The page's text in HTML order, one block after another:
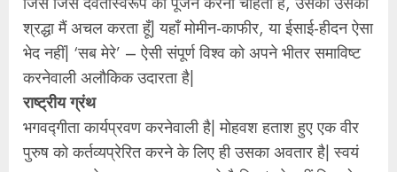
श्रद्धा मैं अचल करता हूँ| यहॉं मोमीन-काफीर, या ईसाई-हीदन ऐसा
भेद नहीं| ‘सब मेरे’ – ऐसी संपूर्ण विश्‍व को अपने भीतर समाविष्ट
करनेवाली अलौकिक उदारता है|
राष्ट्रीय ग्रंथ
भगवद्गीता कार्यप्रवण करनेवाली है| मोहवश हताश हुए एक वीर
पुरुष को कर्तव्यप्रेरित करने के लिए ही उसका अवतार है| स्वयं